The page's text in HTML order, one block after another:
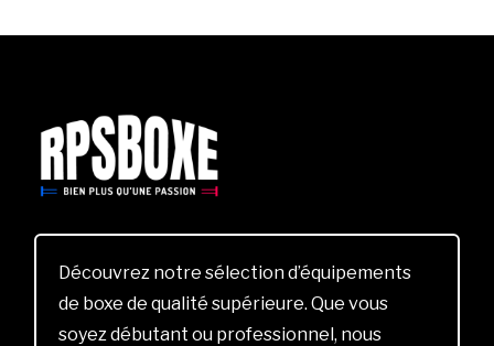
Découvrez notre sélection d’équipements
de boxe de qualité supérieure. Que vous
soyez débutant ou professionnel, nous